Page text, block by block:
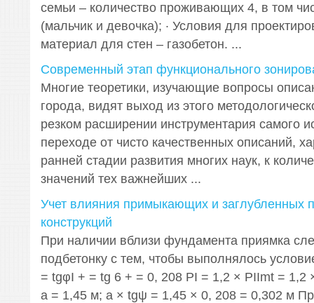
семьи – количество проживающих 4, в том
(мальчик и девочка); · Условия для
материал для стен – газобетон. ...
Современный этап функционального
Многие теоретики, изучающие вопросы
города, видят выход из этого
резком расширении инструментария самого
переходе от чисто качественных описаний,
ранней стадии развития многих наук, к
значений тех важнейших ...
Учет влияния примыкающих и заглубленных
конструкций
При наличии вблизи фундамента приямка
подбетонку с тем, чтобы выполнялось
= tgφI + = tg 6 + = 0, 208 PI = 1,2 × PIImt = 1,2
a = 1,45 м; a × tgψ = 1,45 × 0, 208 = 0,302 м